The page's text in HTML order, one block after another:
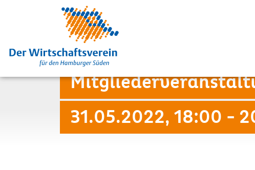
31.05.2022, 18:00 -